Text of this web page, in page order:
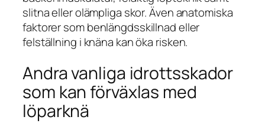
slitna eller olämpliga skor. Även anatomiska
faktorer som benlängdsskillnad eller
felställning i knäna kan öka risken.
Andra vanliga idrottsskador
som kan förväxlas med
löparknä